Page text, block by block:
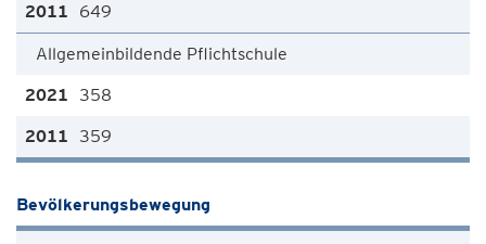
649
Allgemeinbildende Pflichtschule
358
359
Bevölkerungsbewegung